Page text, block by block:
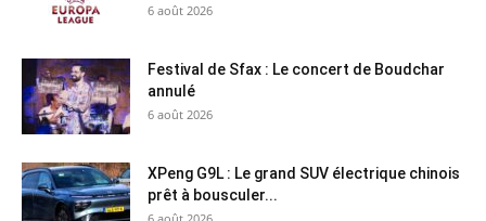
6 août 2026
Festival de Sfax : Le concert de Boudchar
annulé
6 août 2026
XPeng G9L : Le grand SUV électrique chinois
prêt à bousculer...
6 août 2026